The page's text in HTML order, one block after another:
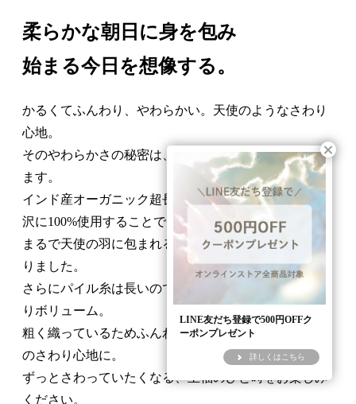
柔らかな朝日に身を包み
始まる今日を想像する。
かるくてふんわり、やわらかい。天使のようなさわり
心地。
そのやわらかさの秘密は、極甘撚りのパイル糸にあり
ます。
インド産オーガニック超長綿「DCHコットン」を、贅
沢に100%使用することで、
まるで天使の羽に包まれるようなやわらかさに仕上が
りました。
さらにパイル糸は長いのでしっとりなめらか、たっぷ
りボリューム。
粗く織っているためふんわり軽く、乾きも速い、極上
のさわり心地に。
ずっとさわっていたくなる、至福のひと時をお楽しみ
ください。
LINE友だち登録で500円OFFク
ーポンプレゼント
詳しくはこちら